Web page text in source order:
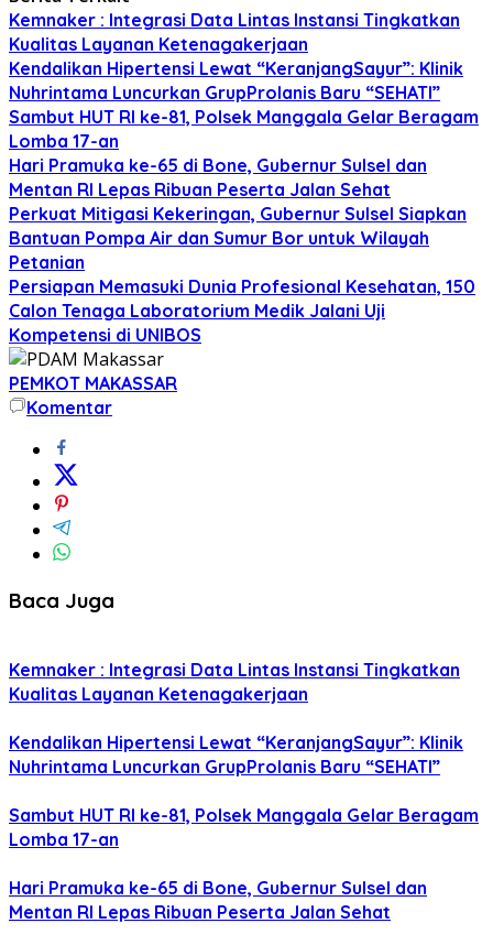
Kemnaker : Integrasi Data Lintas Instansi Tingkatkan
Kualitas Layanan Ketenagakerjaan
Kendalikan Hipertensi Lewat “KeranjangSayur”: Klinik
Nuhrintama Luncurkan GrupProlanis Baru “SEHATI”
Sambut HUT RI ke-81, Polsek Manggala Gelar Beragam
Lomba 17-an
Hari Pramuka ke-65 di Bone, Gubernur Sulsel dan
Mentan RI Lepas Ribuan Peserta Jalan Sehat
Perkuat Mitigasi Kekeringan, Gubernur Sulsel Siapkan
Bantuan Pompa Air dan Sumur Bor untuk Wilayah
Petanian
Persiapan Memasuki Dunia Profesional Kesehatan, 150
Calon Tenaga Laboratorium Medik Jalani Uji
Kompetensi di UNIBOS
PEMKOT MAKASSAR
Komentar
Baca Juga
Kemnaker : Integrasi Data Lintas Instansi Tingkatkan
Kualitas Layanan Ketenagakerjaan
Kendalikan Hipertensi Lewat “KeranjangSayur”: Klinik
Nuhrintama Luncurkan GrupProlanis Baru “SEHATI”
Sambut HUT RI ke-81, Polsek Manggala Gelar Beragam
Lomba 17-an
Hari Pramuka ke-65 di Bone, Gubernur Sulsel dan
Mentan RI Lepas Ribuan Peserta Jalan Sehat